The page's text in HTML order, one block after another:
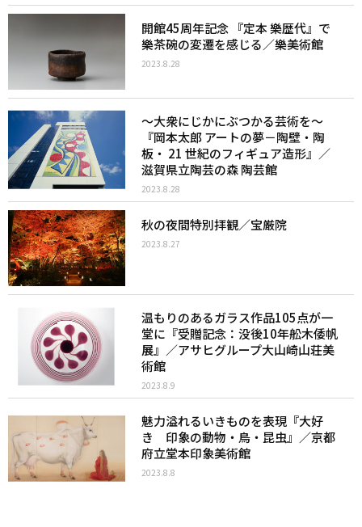
開館45周年記念 『定本 樂歴代』で
樂茶碗の変遷を感じる／樂美術館
2023.8.28
〜大衆にじかにぶつかる芸術を〜
『岡本太郎 アートの夢－陶壁・陶
板・ 21 世紀のフィギュア造形』／
滋賀県立陶芸の森 陶芸館
2023.8.28
秋の夜間特別拝観／宝厳院
2023.8.27
温もりのあるガラス作品105点が一
堂に『受贈記念：没後10年舩木倭帆
展』／アサヒグループ大山崎山荘美
術館
2023.8.9
魅力溢れるいきものを表現『大好
き 印象の動物・鳥・昆虫』／京都
府立堂本印象美術館
2023.8.8